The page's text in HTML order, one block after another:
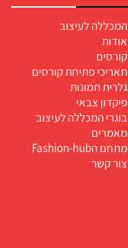
המכללה לעיצוב
אודות
קורסים
תאריכי פתיחת קורסים
גלרית תמונות
פיקדון צבאי
בוגרי המכללה לעיצוב
מאמרים
מתחם הFashion-hub
צור קשר